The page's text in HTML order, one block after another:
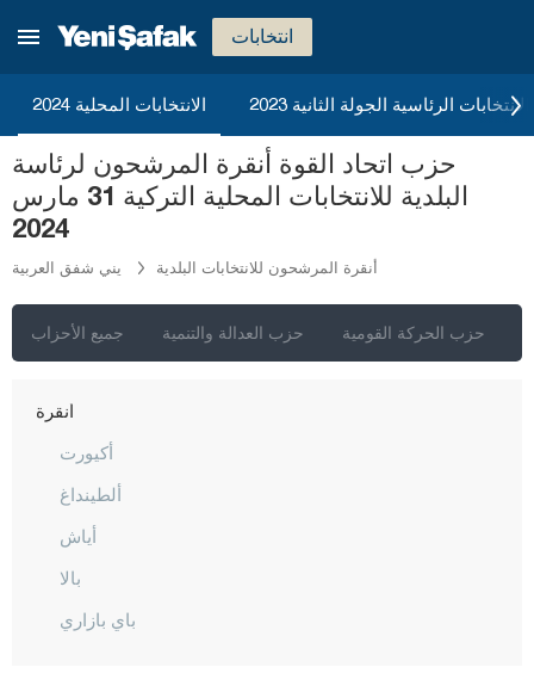
انتخابات
الانتخابات المحلية 2024 2023 الانتخابات الرئاسية الجولة الثانية
حزب اتحاد القوة أنقرة المرشحون لرئاسة
البلدية للانتخابات المحلية التركية 31 مارس
2024
يني شفق العربية أنقرة المرشحون للانتخابات البلدية
جميع الأحزاب حزب العدالة والتنمية حزب الحركة القومية
إسطنبول
أنقرة
أكيورت
ألطينداغ
أياش
بالا
باي بازاري